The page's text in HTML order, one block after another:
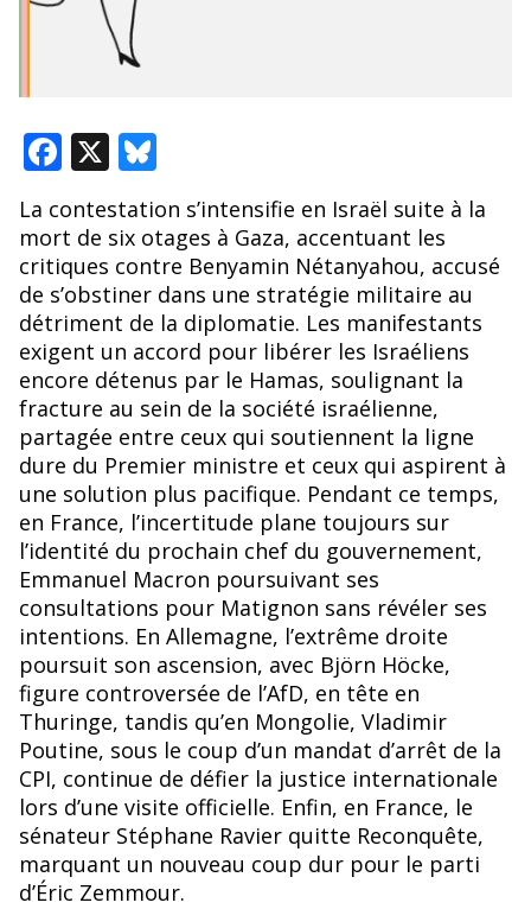
F
ac
e
b
o
o
k
X Bl
e
sk
y
La contestation s’intensifie en Israël suite à la
mort de six otages à Gaza, accentuant les
critiques contre Benyamin Nétanyahou, accusé
de s’obstiner dans une stratégie militaire au
détriment de la diplomatie. Les manifestants
exigent un accord pour libérer les Israéliens
encore détenus par le Hamas, soulignant la
fracture au sein de la société israélienne,
partagée entre ceux qui soutiennent la ligne
dure du Premier ministre et ceux qui aspirent à
une solution plus pacifique. Pendant ce temps,
en France, l’incertitude plane toujours sur
l’identité du prochain chef du gouvernement,
Emmanuel Macron poursuivant ses
consultations pour Matignon sans révéler ses
intentions. En Allemagne, l’extrême droite
poursuit son ascension, avec Björn Höcke,
figure controversée de l’AfD, en tête en
Thuringe, tandis qu’en Mongolie, Vladimir
Poutine, sous le coup d’un mandat d’arrêt de la
CPI, continue de défier la justice internationale
lors d’une visite officielle. Enfin, en France, le
sénateur Stéphane Ravier quitte Reconquête,
marquant un nouveau coup dur pour le parti
d’Éric Zemmour.